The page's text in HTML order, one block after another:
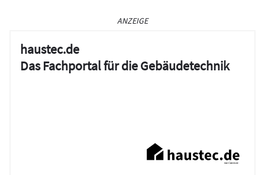
ANZEIGE
haustec.de
Das Fachportal für die Gebäudetechnik